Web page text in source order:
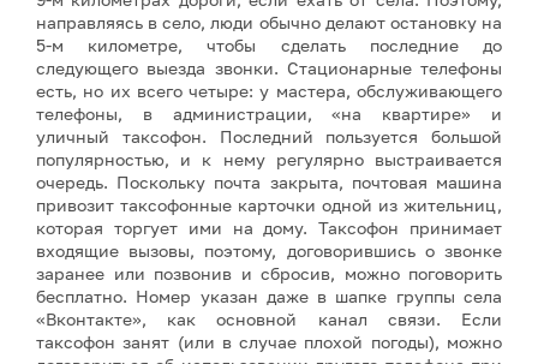
направляясь в село, люди обычно делают остановку на
5-м километре, чтобы сделать последние до
следующего выезда звонки. Стационарные телефоны
есть, но их всего четыре: у мастера, обслуживающего
телефоны, в администрации, «на квартире» и
уличный таксофон. Последний пользуется большой
популярностью, и к нему регулярно выстраивается
очередь. Поскольку почта закрыта, почтовая машина
привозит таксофонные карточки одной из жительниц,
которая торгует ими на дому. Таксофон принимает
входящие вызовы, поэтому, договорившись о звонке
заранее или позвонив и сбросив, можно поговорить
бесплатно. Номер указан даже в шапке группы села
«Вконтакте», как основной канал связи. Если
таксофон занят (или в случае плохой погоды), можно